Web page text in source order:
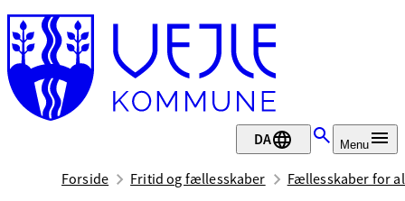
DA Menu
Forside Fritid og fællesskaber Fællesskaber for